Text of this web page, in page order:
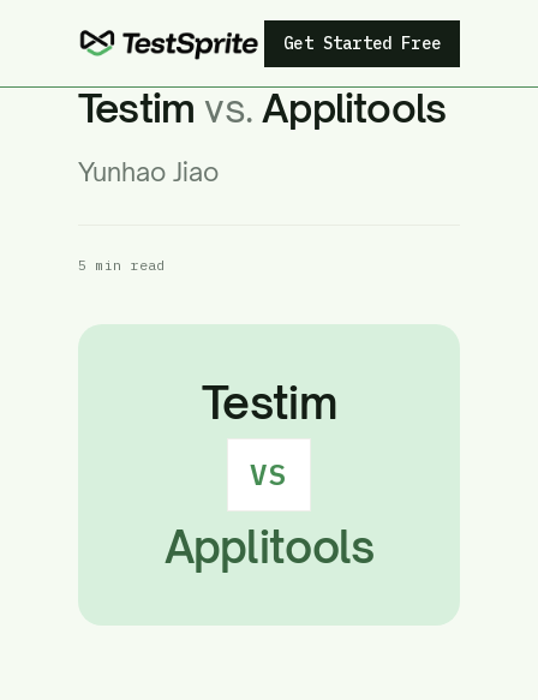
Get Started Free
Testim vs. Applitools
Yunhao Jiao
5 min read
Testim
VS
Applitools